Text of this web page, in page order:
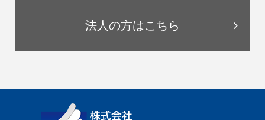
法人の方はこちら